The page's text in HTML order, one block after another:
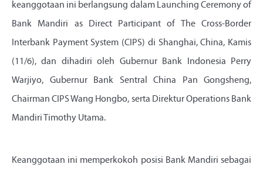
keanggotaan ini berlangsung dalam Launching Ceremony of
Bank Mandiri as Direct Participant of The Cross-Border
Interbank Payment System (CIPS) di Shanghai, China, Kamis
(11/6), dan dihadiri oleh Gubernur Bank Indonesia Perry
Warjiyo, Gubernur Bank Sentral China Pan Gongsheng,
Chairman CIPS Wang Hongbo, serta Direktur Operations Bank
Mandiri Timothy Utama.
Keanggotaan ini memperkokoh posisi Bank Mandiri sebagai